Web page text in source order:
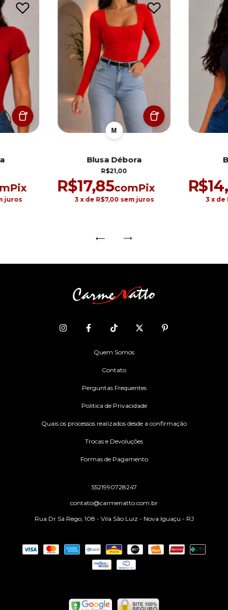
Pix
juros
M
Blusa Débora
R$21,00
R$17,85comPix
3 x de R$7,00 sem juros 3 x de
Quem Somos
Contato
Perguntas Frequentes
Politica de Privacidade
Quais os processos realizados desde a confirmação
Trocas e Devoluções
Formas de Pagamento
5521990728247
contato@carmenatto.com.br
Rua Dr Sá Rego, 108 - Vila São Luiz - Nova Iguaçu - RJ